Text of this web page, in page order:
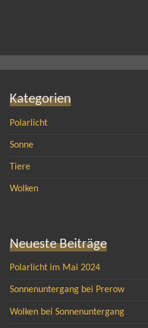
Kategorien
Polarlicht
Sonne
Tiere
Wolken
Neueste Beiträge
Polarlicht im Mai 2024
Sonnenuntergang bei Prerow
Wolken bei Sonnenuntergang